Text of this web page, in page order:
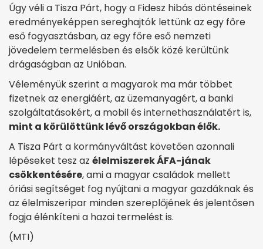
Úgy véli a Tisza Párt, hogy a Fidesz hibás döntéseinek
eredményeképpen sereghajtók lettünk az egy főre
eső fogyasztásban, az egy főre eső nemzeti
jövedelem termelésben és elsők közé kerültünk
drágaságban az Unióban.
Véleményük szerint a magyarok ma már többet
fizetnek az energiáért, az üzemanyagért, a banki
szolgáltatásokért, a mobil és internethasználatért is,
mint a körülöttünk lévő országokban élők.
A Tisza Párt a kormányváltást követően azonnali
lépéseket tesz az élelmiszerek ÁFA-jának
csökkentésére, ami a magyar családok mellett
óriási segítséget fog nyújtani a magyar gazdáknak és
az élelmiszeripar minden szereplőjének és jelentősen
fogja élénkíteni a hazai termelést is.
(MTI)